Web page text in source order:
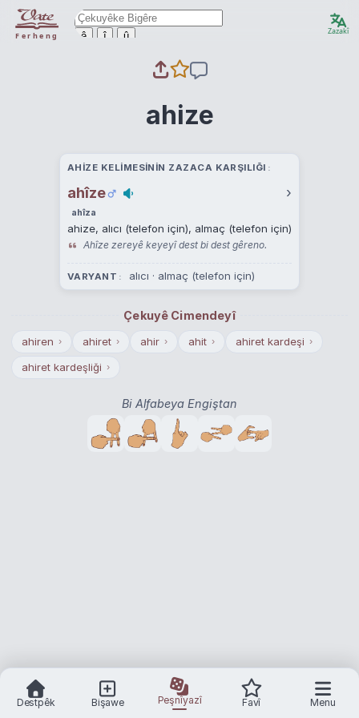
Ferheng ê î û Zazakî
ahize
AHIZE KELIMESININ ZAZACA KARŞILIĞI
ahîze ›
ahîza
ahize, alıcı (telefon için), almaç (telefon için)
Ahîze zereyê keyeyî dest bi dest gêreno.
VARYANT alıcı · almaç (telefon için)
Çekuyê Cimendeyî
ahiren › ahiret › ahir › ahit › ahiret kardeşi ›
ahiret kardeşliği ›
Bi Alfabeya Engiştan
Destpêk Bişawe Peşnîyazî Favî Menu